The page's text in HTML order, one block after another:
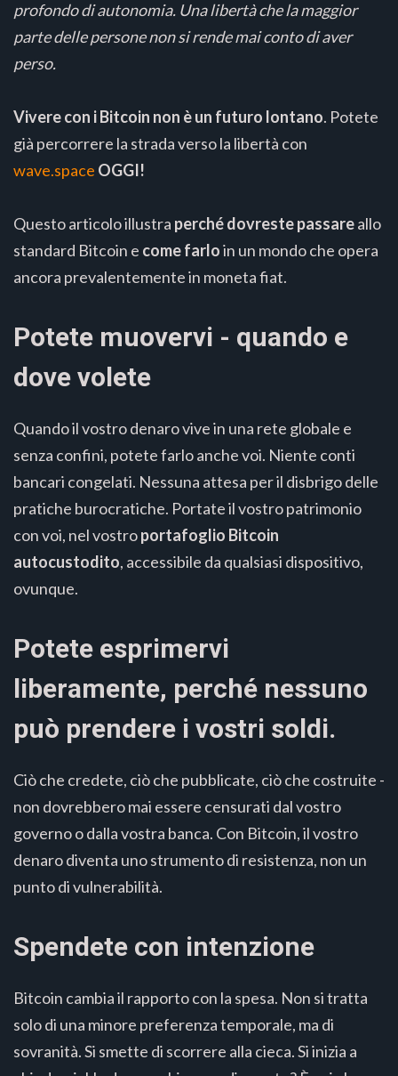
profondo di autonomia. Una libertà che la maggior
parte delle persone non si rende mai conto di aver
perso.
Vivere con i Bitcoin non è un futuro lontano. Potete
già percorrere la strada verso la libertà con
wave.space OGGI!
Questo articolo illustra perché dovreste passareallo
standard Bitcoin e come farloin un mondo che opera
ancora prevalentemente in moneta fiat.
Potete muovervi - quando e
dove volete
Quando il vostro denaro vive in una rete globale e
senza confini, potete farlo anche voi. Niente conti
bancari congelati. Nessuna attesa per il disbrigo delle
pratiche burocratiche. Portate il vostro patrimonio
con voi, nel vostroportafoglio Bitcoin
autocustodito, accessibile da qualsiasi dispositivo,
ovunque.
Potete esprimervi
liberamente, perché nessuno
può prendere i vostri soldi.
Ciò che credete, ciò che pubblicate, ciò che costruite -
non dovrebbero mai essere censurati dal vostro
governo o dalla vostra banca. Con Bitcoin, il vostro
denaro diventa uno strumento di resistenza, non un
punto di vulnerabilità.
Spendete con intenzione
Bitcoin cambia il rapporto con la spesa. Non si tratta
solo di una minore preferenza temporale, ma di
sovranità. Si smette di scorrere alla cieca. Si inizia a